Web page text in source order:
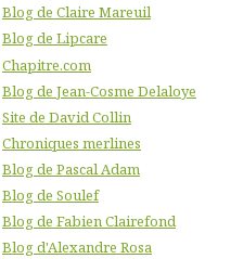
Blog de Claire Mareuil
Blog de Lipcare
Chapitre.com
Blog de Jean-Cosme Delaloye
Site de David Collin
Chroniques merlines
Blog de Pascal Adam
Blog de Soulef
Blog de Fabien Clairefond
Blog d'Alexandre Rosa